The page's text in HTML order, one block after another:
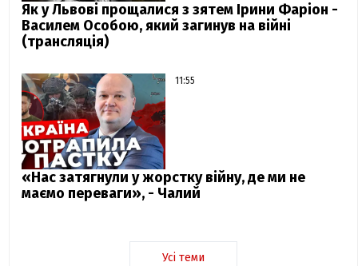
Як у Львові прощалися з зятем Ірини Фаріон -
Василем Особою, який загинув на війні
(трансляція)
11:55
«Нас затягнули у жорстку війну, де ми не
маємо переваги», - Чалий
Усі теми